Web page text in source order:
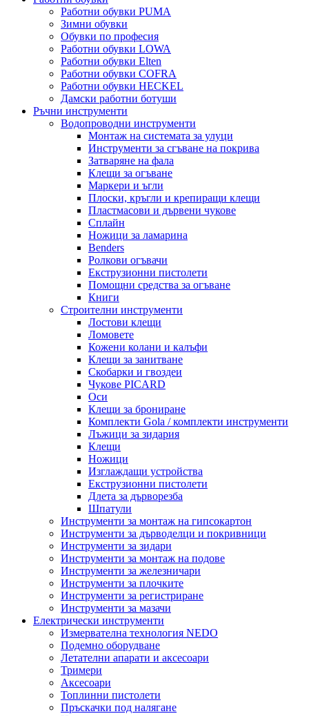
Работни обувки PUMA
Зимни обувки
Обувки по професия
Работни обувки LOWA
Работни обувки Elten
Работни обувки COFRA
Работни обувки HECKEL
Дамски работни ботуши
Ръчни инструменти
Водопроводни инструменти
Монтаж на системата за улуци
Инструменти за сгъване на покрива
Затваряне на фала
Клещи за огъване
Маркери и ъгли
Плоски, кръгли и крепиращи клещи
Пластмасови и дървени чукове
Сплайн
Ножици за ламарина
Benders
Ролкови огъвачи
Екструзионни пистолети
Помощни средства за огъване
Книги
Строителни инструменти
Лостови клещи
Ломовете
Кожени колани и калъфи
Клещи за занитване
Скобарки и гвоздеи
Чукове PICARD
Оси
Клещи за брониране
Комплекти Gola / комплекти инструменти
Лъжици за зидария
Клещи
Ножици
Изглаждащи устройства
Екструзионни пистолети
Длета за дърворезба
Шпатули
Инструменти за монтаж на гипсокартон
Инструменти за дърводелци и покривници
Инструменти за зидари
Инструменти за монтаж на подове
Инструменти за железничари
Инструменти за плочките
Инструменти за регистриране
Инструменти за мазачи
Електрически инструменти
Измервателна технология NEDO
Подемно оборудване
Летателни апарати и аксесоари
Тримери
Аксесоари
Топлинни пистолети
Пръскачки под налягане